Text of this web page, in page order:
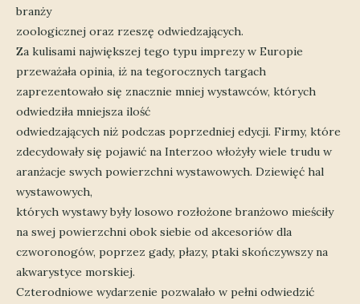
branży
zoologicznej oraz rzeszę odwiedzających.
Za kulisami największej tego typu imprezy w Europie
przeważała opinia, iż na tegorocznych targach
zaprezentowało się znacznie mniej wystawców, których
odwiedziła mniejsza ilość
odwiedzających niż podczas poprzedniej edycji. Firmy, które
zdecydowały się pojawić na Interzoo włożyły wiele trudu w
aranżacje swych powierzchni wystawowych. Dziewięć hal
wystawowych,
których wystawy były losowo rozłożone branżowo mieściły
na swej powierzchni obok siebie od akcesoriów dla
czworonogów, poprzez gady, płazy, ptaki skończywszy na
akwarystyce morskiej.
Czterodniowe wydarzenie pozwalało w pełni odwiedzić